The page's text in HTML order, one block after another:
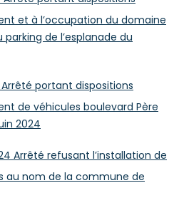
et à l’occupation du domaine
de l’esplanade du
portant dispositions
de véhicules boulevard Père
2024
Arrêté refusant l’installation de
au nom de la commune de